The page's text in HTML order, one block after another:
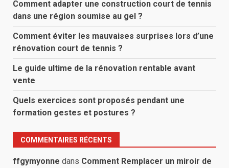
Comment adapter une construction court de tennis
dans une région soumise au gel ?
Comment éviter les mauvaises surprises lors d’une
rénovation court de tennis ?
Le guide ultime de la rénovation rentable avant
vente
Quels exercices sont proposés pendant une
formation gestes et postures ?
COMMENTAIRES RÉCENTS
ffgymyonne dans Comment Remplacer un miroir de